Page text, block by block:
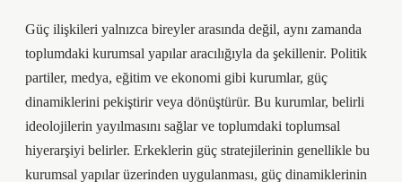
Güç ilişkileri yalnızca bireyler arasında değil, aynı zamanda
toplumdaki kurumsal yapılar aracılığıyla da şekillenir. Politik
partiler, medya, eğitim ve ekonomi gibi kurumlar, güç
dinamiklerini pekiştirir veya dönüştürür. Bu kurumlar, belirli
ideolojilerin yayılmasını sağlar ve toplumdaki toplumsal
hiyerarşiyi belirler. Erkeklerin güç stratejilerinin genellikle bu
kurumsal yapılar üzerinden uygulanması, güç dinamiklerinin